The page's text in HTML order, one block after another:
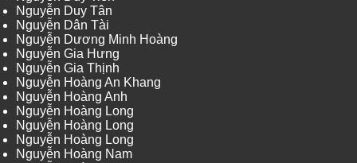
Nguyễn Duy Tân
Nguyễn Dân Tài
Nguyễn Dương Minh Hoàng
Nguyễn Gia Hưng
Nguyễn Gia Thịnh
Nguyễn Hoàng An Khang
Nguyễn Hoàng Anh
Nguyễn Hoàng Long
Nguyễn Hoàng Long
Nguyễn Hoàng Long
Nguyễn Hoàng Nam